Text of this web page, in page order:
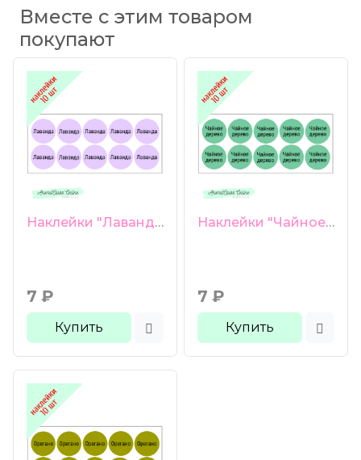
Вместе с этим товаром
покупают
Наклейки "Лаванда" 10 шт
7 ₽
Купить
Наклейки "Чайное дерево" 10 шт
7 ₽
Купить